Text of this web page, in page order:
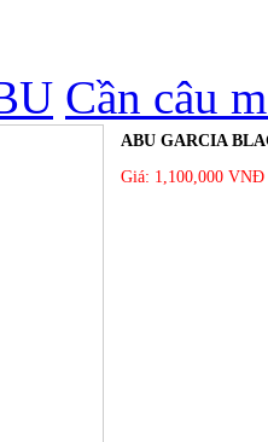
Cần câu
ABU GARCIA
Giá: 1,100,000 VNĐ